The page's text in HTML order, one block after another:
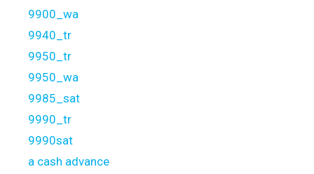
9900_wa
9940_tr
9950_tr
9950_wa
9985_sat
9990_tr
9990sat
a cash advance